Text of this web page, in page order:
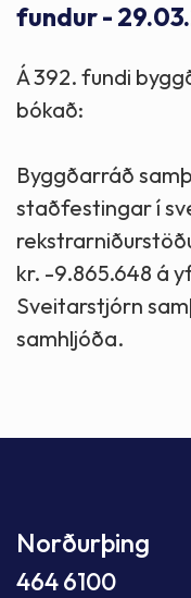
fundur -
Á 392. fundi
bókað:
Byggðarráð
staðfestingar í
kr. -9.865.648 á
Sveitarstjórn
samhljóða.
Norðurþing
464 6100